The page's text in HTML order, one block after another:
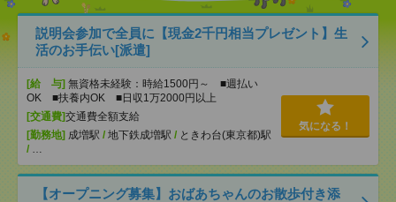
説明会参加で全員に【現金2千円相当プレゼント】生
活のお手伝い[派遣]
[給 与] 無資格未経験：時給1500円～ ■週払い
OK ■扶養内OK ■日収1万2000円以上
[交通費]交通費全額支給
[勤務地] 成増駅 / 地下鉄成増駅 / ときわ台(東京都)駅
/ …
気になる！
【オープニング募集】おばあちゃんのお散歩付き添